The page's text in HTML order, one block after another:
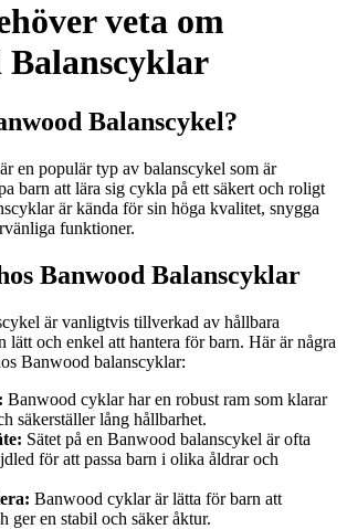
veta om
Balanscyklar
Balanscykel?
en populär typ av balanscykel som är
barn att lära sig cykla på ett säkert och roligt
är kända för sin höga kvalitet, snygga
funktioner.
Banwood Balanscyklar
är vanligtvis tillverkad av hållbara
lätt och enkel att hantera för barn. Här är några
Banwood balanscyklar:
Banwood cyklar har en robust ram som klarar
säkerställer lång hållbarhet.
Sätet på en Banwood balanscykel är ofta
för att passa barn i olika åldrar och
Banwood cyklar är lätta för barn att
ger en stabil och säker åktur.